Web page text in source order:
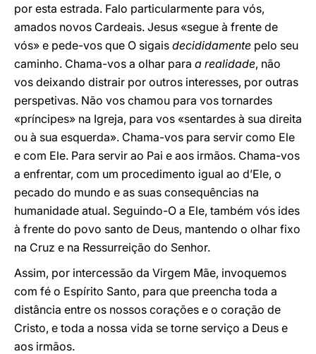
por esta estrada. Falo particularmente para vós,
amados novos Cardeais. Jesus «segue à frente de
vós» e pede-vos que O sigais decididamente pelo seu
caminho. Chama-vos a olhar para a realidade, não
vos deixando distrair por outros interesses, por outras
perspetivas. Não vos chamou para vos tornardes
«príncipes» na Igreja, para vos «sentardes à sua direita
ou à sua esquerda». Chama-vos para servir como Ele
e com Ele. Para servir ao Pai e aos irmãos. Chama-vos
a enfrentar, com um procedimento igual ao d’Ele, o
pecado do mundo e as suas consequências na
humanidade atual. Seguindo-O a Ele, também vós ides
à frente do povo santo de Deus, mantendo o olhar fixo
na Cruz e na Ressurreição do Senhor.
Assim, por intercessão da Virgem Mãe, invoquemos
com fé o Espírito Santo, para que preencha toda a
distância entre os nossos corações e o coração de
Cristo, e toda a nossa vida se torne serviço a Deus e
aos irmãos.